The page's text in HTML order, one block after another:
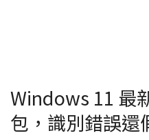
Windows 11 最
包，識別錯誤還